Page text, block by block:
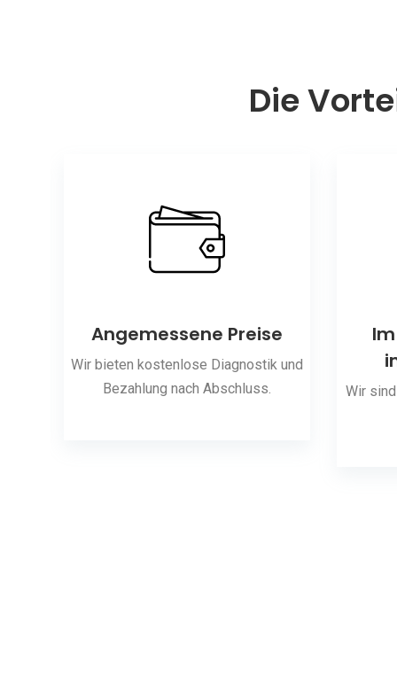
Die
Angemessene Preise
Wir bieten kostenlose Diagnostik und
Bezahlung nach Abschluss.
Wir